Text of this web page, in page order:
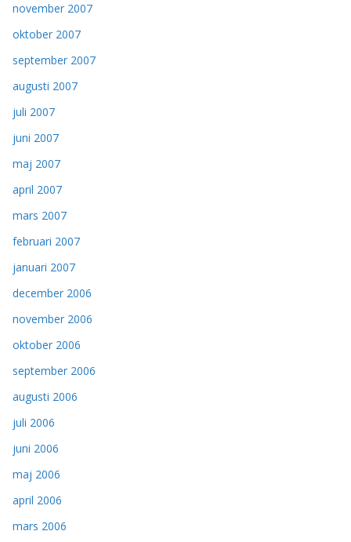
november 2007
oktober 2007
september 2007
augusti 2007
juli 2007
juni 2007
maj 2007
april 2007
mars 2007
februari 2007
januari 2007
december 2006
november 2006
oktober 2006
september 2006
augusti 2006
juli 2006
juni 2006
maj 2006
april 2006
mars 2006